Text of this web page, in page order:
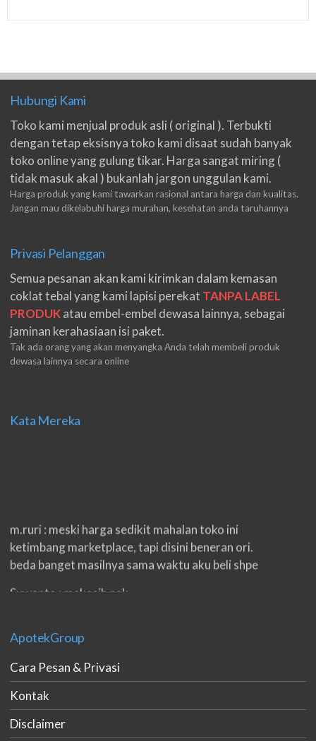
Hubungi Kami
Toko kami menjual produk asli ( original ). Terbukti
dengan tetap eksisnya toko kami disaat sudah banyak
toko online yang gulung tikar. Harga sangat miring (
tidak masuk akal ) bukanlah jargon unggulan kami.
Harga produk yang kami tawarkan rasional antara harga dan kualitas.
Jangan mau dikelabuhi harga murahan, kesehatan anda taruhannya
Privasi Pelanggan
Semua pesanan akan kami kirimkan dalam kemasan
coklat tebal yang kami lapisi perekat TANPA LABEL
PRODUKatau embel-embel dewasa lainnya, sebagai
jaminan kerahasiaan isi paket.
Tak ada orang yang akan menyangka Anda telah membeli produk
dewasa lainnya secara online
Kata Mereka
m.ruri : meski harga sedikit mahalan toko ini
ketimbang marketplace, tapi disini beneran ori.
beda banget masilnya sama waktu aku beli shpe
Suwanto : makasih pak.
double. beneran sama sekali tidak ada nama
eko padang : ko brang udh sampek, kan bru 2 hri
gan. cpet bgt
h.dzowi : ampuh mas kamu punya viagra, saya
ApotekGroup
Cara Pesan & Privasi
Kontak
Disclaimer